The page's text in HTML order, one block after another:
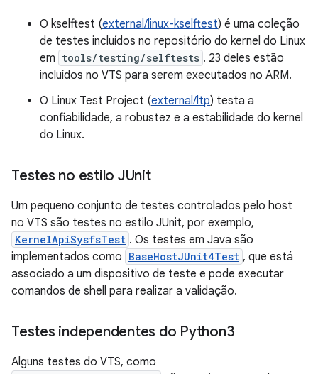
O kselftest (external/linux-kselftest) é uma coleção
de testes incluídos no repositório do kernel do Linux
em tools/testing/selftests . 23 deles estão
incluídos no VTS para serem executados no ARM.
O Linux Test Project (external/ltp) testa a
confiabilidade, a robustez e a estabilidade do kernel
do Linux.
Testes no estilo JUnit
Um pequeno conjunto de testes controlados pelo host
no VTS são testes no estilo JUnit, por exemplo,
KernelApiSysfsTest . Os testes em Java são
implementados como BaseHostJUnit4Test , que está
associado a um dispositivo de teste e pode executar
comandos de shell para realizar a validação.
Testes independentes do Python3
Alguns testes do VTS, como